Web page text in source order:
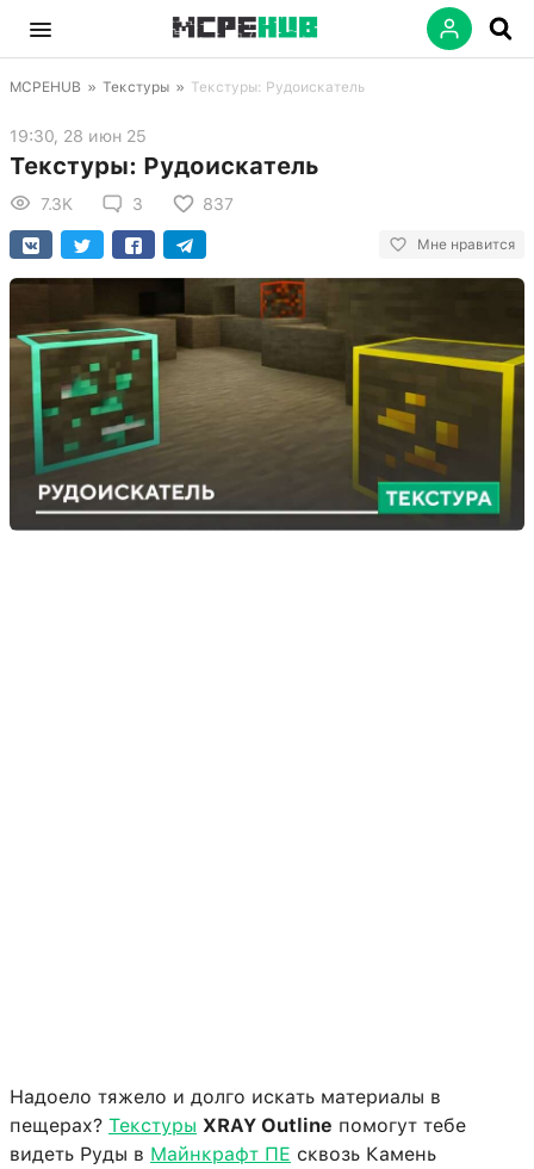
MCPEHUB » Текстуры » Текстуры: Рудоискатель
19:30, 28 июн 25
Текстуры: Рудоискатель
7.3K 3 837
Мне нравится
Надоело тяжело и долго искать материалы в
пещерах? Текстуры XRAY Outline помогут тебе
видеть Руды в Майнкрафт ПЕ сквозь Камень